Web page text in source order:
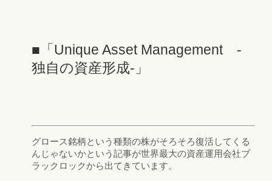
■「Unique Asset Management -
独自の資産形成-」
グロース銘柄という種類の株がそろそろ復活してくる
んじゃないかという記事が世界最大の資産運用会社ブ
ラックロックから出てきています。